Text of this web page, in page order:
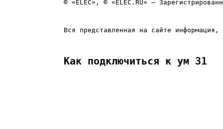
© «ELEC», © «ELEC.RU» —
Вся представленная на сайте
Как подключиться к ум 31